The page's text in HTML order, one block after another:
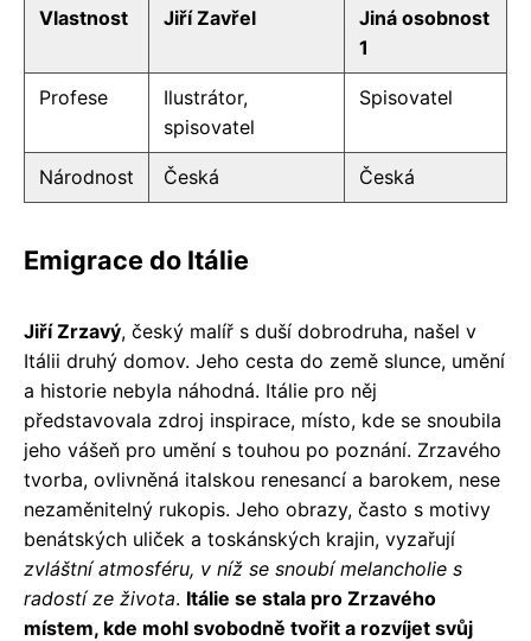
Vlastnost Jiří Zavřel
Jiná osobnost
1
Profese
Ilustrátor,
spisovatel
Spisovatel
Národnost Česká Česká
Emigrace do Itálie
Jiří Zrzavý, český malíř s duší dobrodruha, našel v
Itálii druhý domov. Jeho cesta do země slunce, umění
a historie nebyla náhodná. Itálie pro něj
představovala zdroj inspirace, místo, kde se snoubila
jeho vášeň pro umění s touhou po poznání. Zrzavého
tvorba, ovlivněná italskou renesancí a barokem, nese
nezaměnitelný rukopis. Jeho obrazy, často s motivy
benátských uliček a toskánských krajin, vyzařují
zvláštní atmosféru, v níž se snoubí melancholie s
radostí ze života. Itálie se stala pro Zrzavého
místem, kde mohl svobodně tvořit a rozvíjet svůj